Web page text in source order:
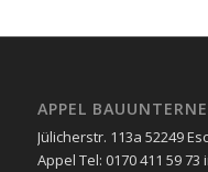
APPEL
Jülicherstr. 113a 52249
Appel Tel: 0170 411 59